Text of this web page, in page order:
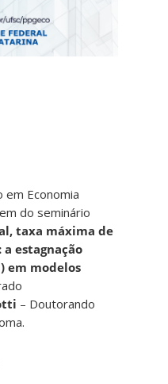
em Economia
do seminário
taxa máxima de
estagnação
em modelos
– Doutorando